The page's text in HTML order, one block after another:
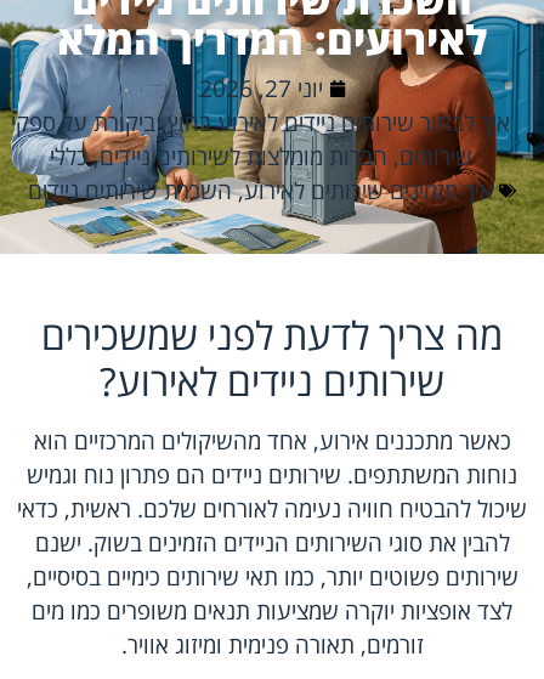
לאירועים: המדריך המלא
יוני 27, 2026
איך לבחור שירותים ניידים לאירוע בחוץ,ביקורת על ספקי
שירותים, חברות מומלצות לשירותים ניידים,כללי
איך מזמינים שירותים לאירוע,השכרת שירותים ניידים
מה צריך לדעת לפני שמשכירים
שירותים ניידים לאירוע?
כאשר מתכננים אירוע, אחד מהשיקולים המרכזיים הוא
נוחות המשתתפים. שירותים ניידים הם פתרון נוח וגמיש
שיכול להבטיח חוויה נעימה לאורחים שלכם. ראשית, כדאי
להבין את סוגי השירותים הניידים הזמינים בשוק. ישנם
שירותים פשוטים יותר, כמו תאי שירותים כימיים בסיסיים,
לצד אופציות יוקרה שמציעות תנאים משופרים כמו מים
זורמים, תאורה פנימית ומיזוג אוויר.